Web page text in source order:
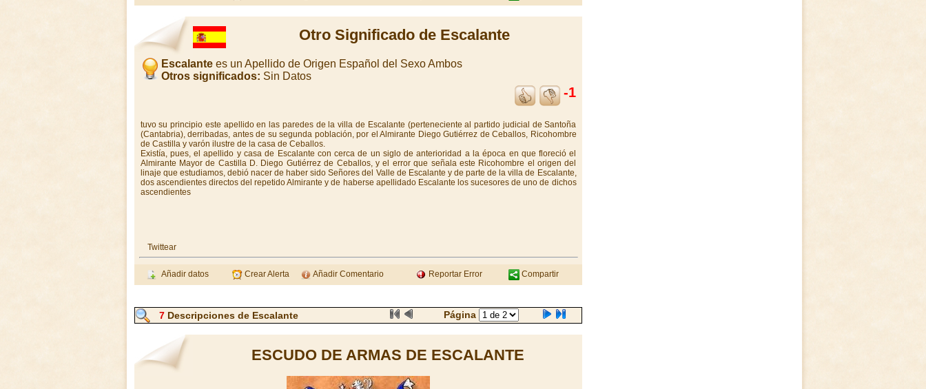
Otro Significado de Escalante
Escalantees un Apellido de Origen Español del Sexo Ambos
Otros significados: Sin Datos
-1
tuvo su principio este apellido en las paredes de la villa de Escalante (perteneciente al partido judicial de Santoña
(Cantabria), derribadas, antes de su segunda población, por el Almirante Diego Gutiérrez de Ceballos, Ricohombre
de Castilla y varón ilustre de la casa de Ceballos.
Existía, pues, el apellido y casa de Escalante con cerca de un siglo de anterioridad a la época en que floreció el
Almirante Mayor de Castilla D. Diego Gutiérrez de Ceballos, y el error que señala este Ricohombre el origen del
linaje que estudiamos, debió nacer de haber sido Señores del Valle de Escalante y de parte de la villa de Escalante,
dos ascendientes directos del repetido Almirante y de haberse apellidado Escalante los sucesores de uno de dichos
ascendientes
Twittear
Añadir datos Crear Alerta Añadir Comentario Reportar Error Compartir
7 Descripciones de Escalante Página
ESCUDO DE ARMAS DE ESCALANTE